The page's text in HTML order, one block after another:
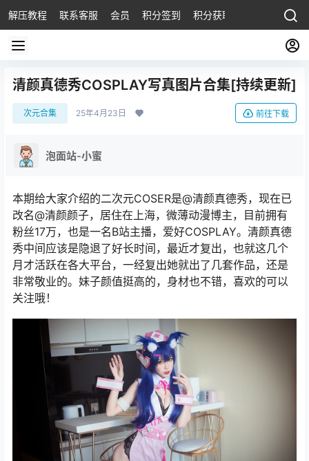
解压教程 联系客服 会员 积分签到 积分获取
清颜真德秀COSPLAY写真图片合集[持续更新]
次元合集 25年4月23日 前往下载
泡面站-小蜜
本期给大家介绍的二次元COSER是@清颜真德秀，现在已
改名@清颜颜子，居住在上海，微薄动漫博主，目前拥有
粉丝17万，也是一名B站主播，爱好COSPLAY。清颜真德
秀中间应该是隐退了好长时间，最近才复出，也就这几个
月才活跃在各大平台，一经复出她就出了几套作品，还是
非常敬业的。妹子颜值挺高的，身材也不错，喜欢的可以
关注哦！